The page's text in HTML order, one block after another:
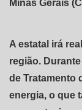
Minas Gerais
A estatal irá
região.
de Tratamento
energia, o que